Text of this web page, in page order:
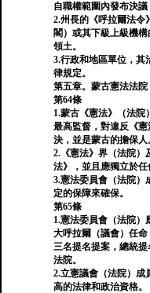
自職權範圍內發布決議
2.州長的《呼拉爾法令
閣）或其下級上級機
領土。
3.行政和地區單位，其
律規定。
第五章。蒙古憲法法院
第64條
1.蒙古《憲法》（法
最高監督，對違反《
決，並是蒙古的擔保人
2.《憲法》界（法院）
法》，並且應獨立於任
3.憲法委員會（法院）
定的保障來確保。
第65條
1.憲法委員會（法院
大呼拉爾（議會）任
三名提名提案，總統
法院。
2.立憲議會（法院）成
高的法律和政治資格。